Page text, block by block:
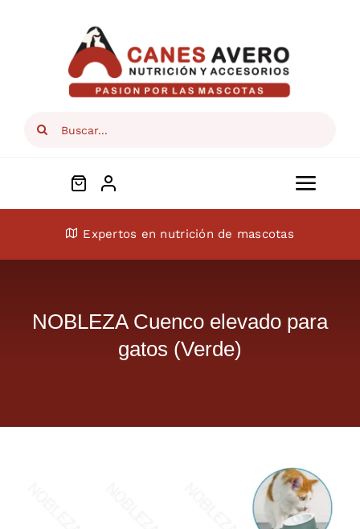
Search
ConócenosExpertos en nutrición de mascotas
NOBLEZA Cuenco elevado para
gatos (Verde)